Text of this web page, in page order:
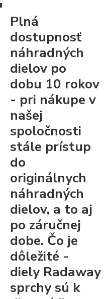
Plná
dostupnosť
náhradných
dielov po
dobu 10 rokov
- pri nákupe v
našej
spoločnosti
stále prístup
do
originálnych
náhradných
dielov, a to aj
po záručnej
dobe. Čo je
dôležité -
diely Radaway
sprchy sú k